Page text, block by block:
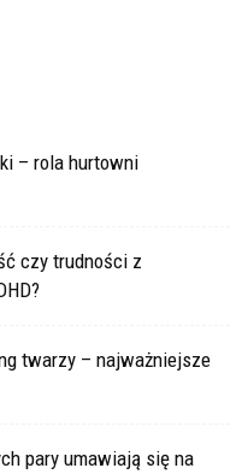
– rola hurtowni
czy trudności z
twarzy – najważniejsze
pary umawiają się na